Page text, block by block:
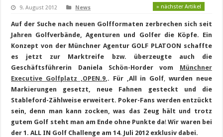
9. August 2012 News » nächster Artikel
Auf der Suche nach neuen Golfformaten zerbrechen sich seit
Jahren Golfverbände, Agenturen und Golfer die Köpfe. Ein
Konzept von der Münchner Agentur GOLF PLATOON schaffte
es jetzt zur Marktreife bzw. überzeugte auch die
Geschäftsführerin Daniela Schön-Horder vom Münchner
Executive Golfplatz ‚OPEN.9‚. Für ‚All in Golf‚ wurden neue
Markierungen gesetzt, neue Fahnen gesteckt und die
Stableford-Zählweise erweitert. Poker-Fans werden entzückt
sein, denn man kann zocken, was das Zeug hält und trotz
gutem Golf steht man am Ende ohne Punkte da! Wir waren bei
der 1. ALL IN Golf Challenge am 14. Juli 2012 exklusiv dabei.